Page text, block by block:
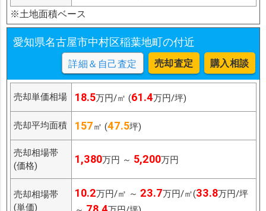
※土地面積ベース
愛知県名古屋市中村区稲葉地町の付近
詳細＆自己査定 売却査定 購入相談
売却単価相場 18.5万円/㎡ (61.4万円/坪)
売却平均面積 157㎡ (47.5坪)
売却相場帯
(価格)
1,380万円 ～ 5,200万円
売却相場帯
(単価)
10.2万円/㎡ ～ 23.7万円/㎡(33.8万円/坪